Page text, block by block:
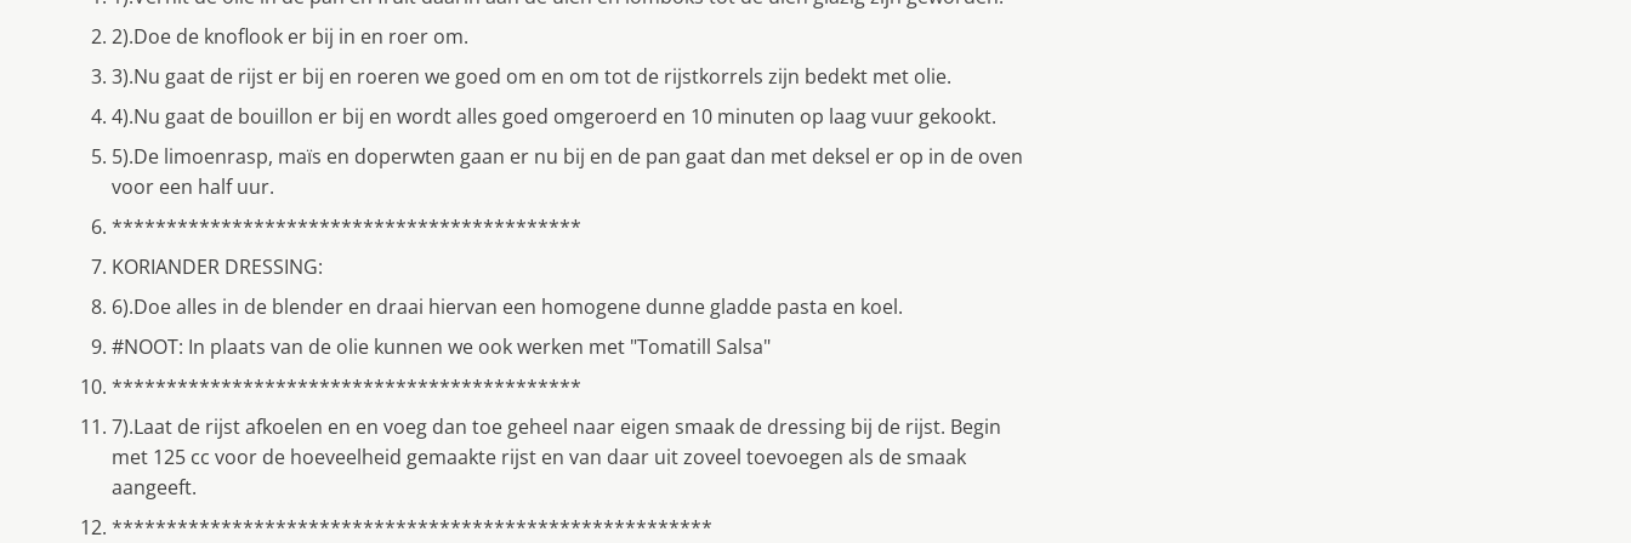
2).Doe de knoflook er bij in en roer om.
3).Nu gaat de rijst er bij en roeren we goed om en om tot de rijstkorrels zijn bedekt met olie.
4).Nu gaat de bouillon er bij en wordt alles goed omgeroerd en 10 minuten op laag vuur gekookt.
5).De limoenrasp, maïs en doperwten gaan er nu bij en de pan gaat dan met deksel er op in de oven
voor een half uur.
*******************************************
KORIANDER DRESSING:
6).Doe alles in de blender en draai hiervan een homogene dunne gladde pasta en koel.
#NOOT: In plaats van de olie kunnen we ook werken met "Tomatill Salsa"
*******************************************
7).Laat de rijst afkoelen en en voeg dan toe geheel naar eigen smaak de dressing bij de rijst. Begin
met 125 cc voor de hoeveelheid gemaakte rijst en van daar uit zoveel toevoegen als de smaak
aangeeft.
*******************************************************